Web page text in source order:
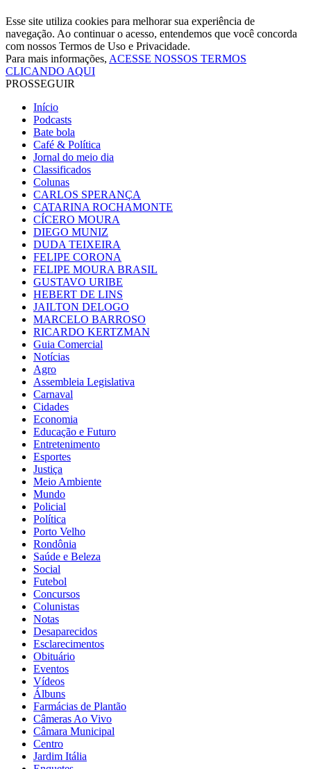
Esse site utiliza cookies para melhorar sua experiência de
navegação. Ao continuar o acesso, entendemos que você concorda
com nossos Termos de Uso e Privacidade.
Para mais informações, ACESSE NOSSOS TERMOS
CLICANDO AQUI
PROSSEGUIR
Início
Podcasts
Bate bola
Café & Política
Jornal do meio dia
Classificados
Colunas
CARLOS SPERANÇA
CATARINA ROCHAMONTE
CÍCERO MOURA
DIEGO MUNIZ
DUDA TEIXEIRA
FELIPE CORONA
FELIPE MOURA BRASIL
GUSTAVO URIBE
HEBERT DE LINS
JAILTON DELOGO
MARCELO BARROSO
RICARDO KERTZMAN
Guia Comercial
Notícias
Agro
Assembleia Legislativa
Carnaval
Cidades
Economia
Educação e Futuro
Entretenimento
Esportes
Justiça
Meio Ambiente
Mundo
Policial
Política
Porto Velho
Rondônia
Saúde e Beleza
Social
Futebol
Concursos
Colunistas
Notas
Desaparecidos
Esclarecimentos
Obituário
Eventos
Vídeos
Álbuns
Farmácias de Plantão
Câmeras Ao Vivo
Câmara Municipal
Centro
Jardim Itália